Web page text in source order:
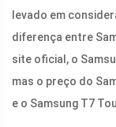
levado em
diferença entre
site oficial, o
mas o preço do
e o Samsung T7